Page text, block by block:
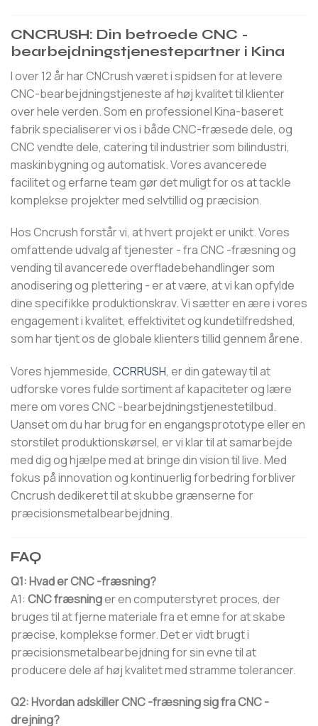
CNCRUSH: Din betroede CNC -
bearbejdningstjenestepartner i Kina
I over 12 år har CNCrush været i spidsen for at levere
CNC-bearbejdningstjeneste af høj kvalitet til klienter
over hele verden. Som en professionel Kina-baseret
fabrik specialiserer vi os i både CNC-fræsede dele, og
CNC vendte dele, catering til industrier som bilindustri,
maskinbygning og automatisk. Vores avancerede
facilitet og erfarne team gør det muligt for os at tackle
komplekse projekter med selvtillid og præcision.
Hos Cncrush forstår vi, at hvert projekt er unikt. Vores
omfattende udvalg af tjenester - fra CNC -fræsning og
vending til avancerede overfladebehandlinger som
anodisering og plettering - er at være, at vi kan opfylde
dine specifikke produktionskrav. Vi sætter en ære i vores
engagement i kvalitet, effektivitet og kundetilfredshed,
som har tjent os de globale klienters tillid gennem årene.
Vores hjemmeside, CCRRUSH, er din gateway til at
udforske vores fulde sortiment af kapaciteter og lære
mere om vores CNC -bearbejdningstjenestetilbud.
Uanset om du har brug for en engangsprototype eller en
storstilet produktionskørsel, er vi klar til at samarbejde
med dig og hjælpe med at bringe din vision til live. Med
fokus på innovation og kontinuerlig forbedring forbliver
Cncrush dedikeret til at skubbe grænserne for
præcisionsmetalbearbejdning.
FAQ
Q1: Hvad er CNC -fræsning?
A1: CNC fræsninger en computerstyret proces, der
bruges til at fjerne materiale fra et emne for at skabe
præcise, komplekse former. Det er vidt brugt i
præcisionsmetalbearbejdning for sin evne til at
producere dele af høj kvalitet med stramme tolerancer.
Q2: Hvordan adskiller CNC -fræsning sig fra CNC -
drejning?